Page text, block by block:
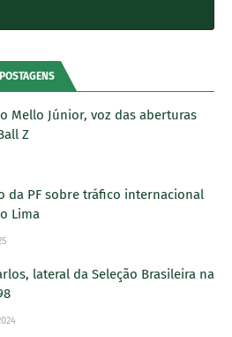
Mello Júnior, voz das aberturas
Z
da PF sobre tráfico internacional
Lima
lateral da Seleção Brasileira na